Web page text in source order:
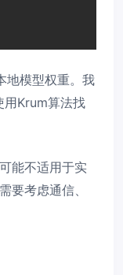
地模型权重。我
用Krum算法找
能不适用于实
要考虑通信、